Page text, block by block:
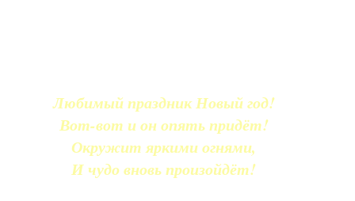
Любимый праздник Новый год!
Вот-вот и он опять придёт!
Окружит яркими огнями,
И чудо вновь произойдёт!